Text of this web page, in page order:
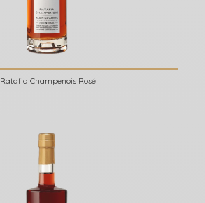
Ratafia Champenois Rosé